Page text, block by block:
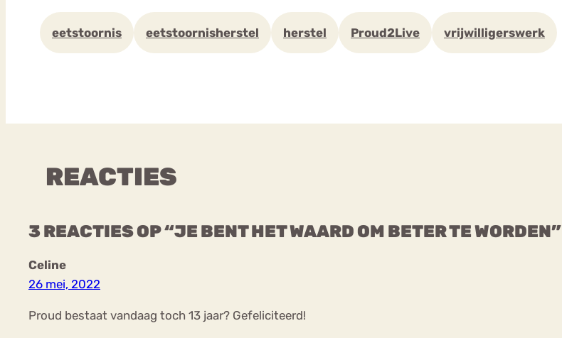
eetstoornis eetstoornisherstel herstel Proud2Live vrijwilligerswerk
REACTIES
3 REACTIES OP “JE BENT HET WAARD OM BETER TE WORDEN”
Celine
26 mei, 2022
Proud bestaat vandaag toch 13 jaar? Gefeliciteerd!